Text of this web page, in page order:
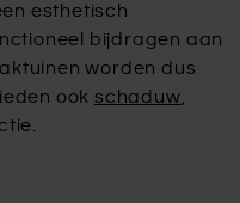
esthetisch
bijdragen aan
worden dus
ook schaduw